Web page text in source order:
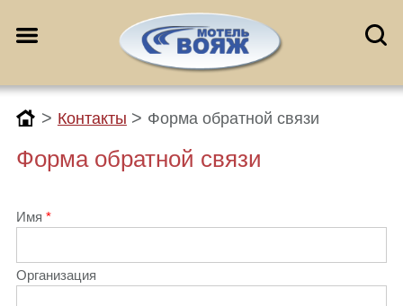
> Контакты > Форма обратной связи
Форма обратной связи
Имя
Организация